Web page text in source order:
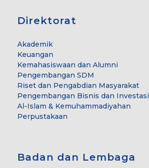
Direktorat
Akademik
Keuangan
Kemahasiswaan dan Alumni
Pengembangan SDM
Riset dan Pengabdian Masyarakat
Pengembangan Bisnis dan Investasi
Al-Islam & Kemuhammadiyahan
Perpustakaan
Badan dan Lembaga